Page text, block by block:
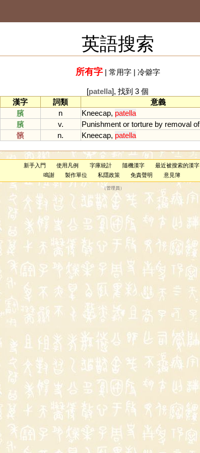
英語搜索
所有字| 常用字| 冷僻字
[patella], 找到 3 個
漢字
詞類
意義
臏
n Kneecap, patella
臏
v. Punishment or torture by removal of
髕
n. Kneecap, patella
新手入門 使用凡例 字庫統計 隨機漢字
最近被搜索的漢字
鳴謝
製作單位 私隱政策 免責聲明 意見簿
（管理員 ）